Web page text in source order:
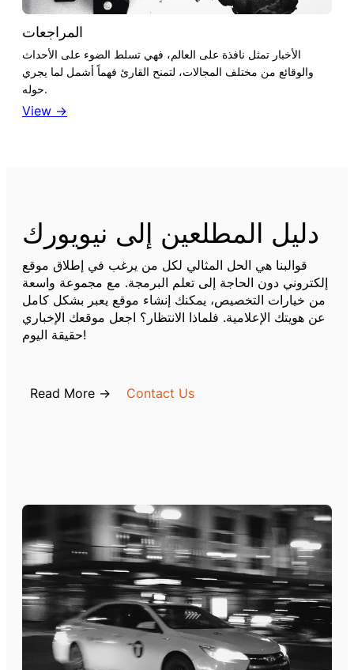
المراجعات
الأخبار تمثل نافذة على العالم، فهي تسلط الضوء على الأحداث
والوقائع من مختلف المجالات، لتمنح القارئ فهماً أشمل لما يجري
حوله.
View →
دليل المطلعين إلى نيويورك
قوالبنا هي الحل المثالي لكل من يرغب في إطلاق موقع
إلكتروني دون الحاجة إلى تعلم البرمجة. مع مجموعة واسعة
من خيارات التخصيص، يمكنك إنشاء موقع يعبر بشكل كامل
عن هويتك الإعلامية. فلماذا الانتظار؟ اجعل موقعك الإخباري
حقيقة اليوم!
Read More → Contact Us